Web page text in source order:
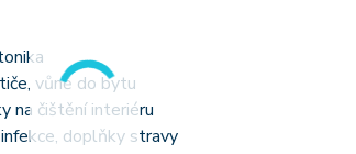
vůně do bytu
na čištění interiéru
doplňky stravy